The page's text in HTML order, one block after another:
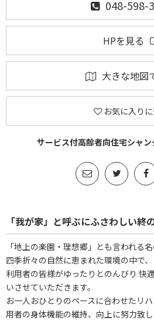
048-598-
HPを見る
大きな地図
お気に入り
サービス付高齢者向住宅シャ
「我が家」と呼ぶにふさわしい終
「地上の楽園・理想郷」とも言われる
四季折々の自然に恵まれた環境の中で、
利用者の皆様がゆったりとのんびり 快
いさせていただきます。
お一人おひとりのペースに合わせたリ
用者の身体機能の維持、向上に努力致し